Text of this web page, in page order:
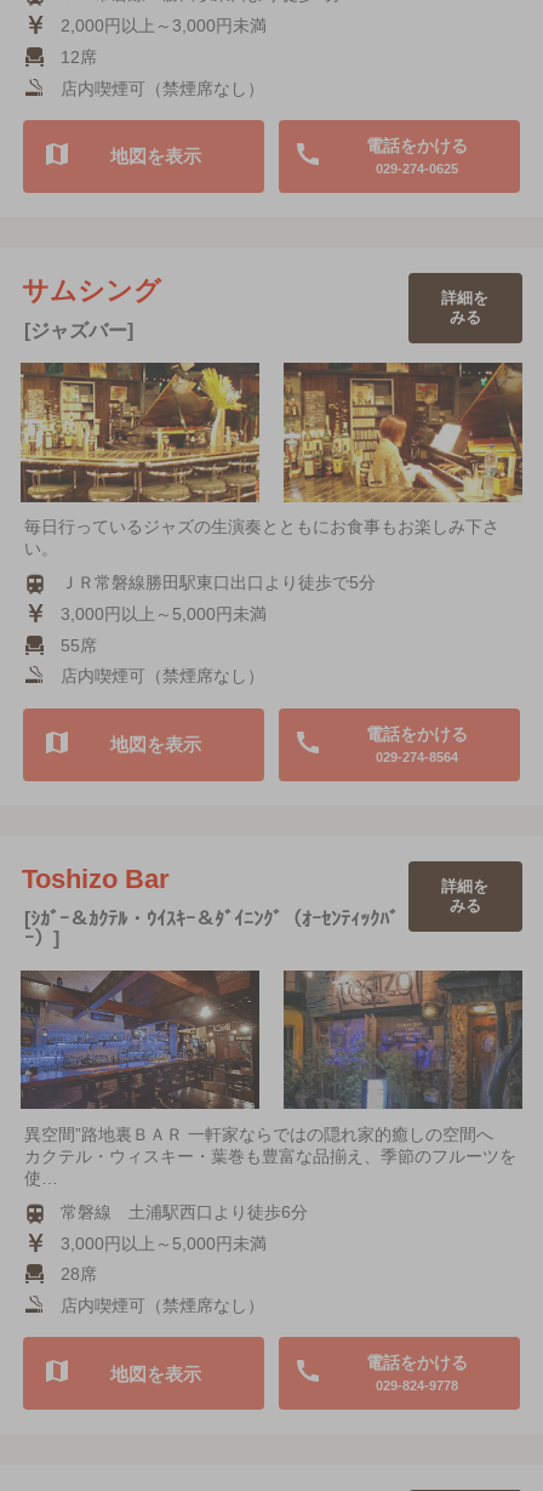
2,000円以上～3,000円未満
12席
店内喫煙可（禁煙席なし）
電話をかける
029-274-0625
地図を表示
サムシング
[ジャズバー]
詳細を
みる
毎日行っているジャズの生演奏とともにお食事もお楽しみ下さ
い。
ＪＲ常磐線勝田駅東口出口より徒歩で5分
3,000円以上～5,000円未満
55席
店内喫煙可（禁煙席なし）
電話をかける
029-274-8564
地図を表示
Toshizo Bar
[ｼｶﾞｰ＆ｶｸﾃﾙ・ｳｲｽｷｰ＆ﾀﾞｲﾆﾝｸﾞ（ｵｰｾﾝﾃｨｯｸﾊﾞ
ｰ）]
詳細を
みる
異空間”路地裏ＢＡＲ 一軒家ならではの隠れ家的癒しの空間へ
カクテル・ウィスキー・葉巻も豊富な品揃え、季節のフルーツを
使…
常磐線 土浦駅西口より徒歩6分
3,000円以上～5,000円未満
28席
店内喫煙可（禁煙席なし）
電話をかける
029-824-9778
地図を表示